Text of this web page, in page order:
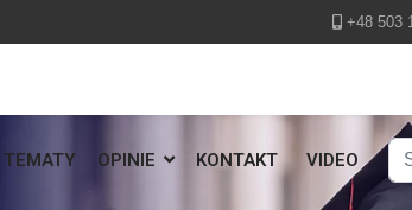
+48 503
TEMATY OPINIE KONTAKT VIDEO